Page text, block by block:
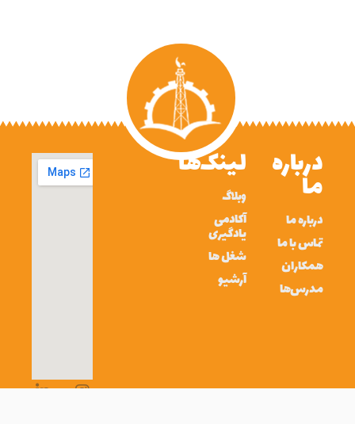
درباره
ما
درباره ما
تماس با ما
همکاران
مدرس‌ها
لینک‌ها
وبلاگ
آکادمی
یادگیری
شغل ها
آرشیو